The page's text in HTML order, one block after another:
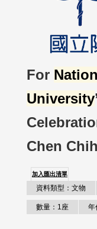
For
University
Chen
加入匯出清單
資料類型：文物
數量：1座 年